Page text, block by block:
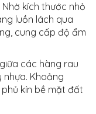
Nhờ kích thước nhỏ
luồn lách qua
cung cấp độ ẩm
các hàng rau
Khoảng
kín bề mặt đất